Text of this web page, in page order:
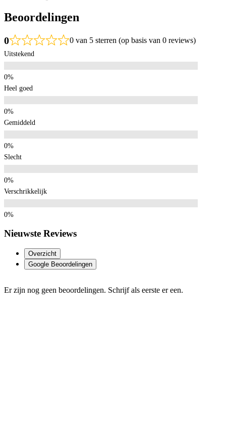
Beoordelingen
0 0 van 5 sterren (op basis van 0 reviews)
Uitstekend
Heel goed
Gemiddeld
Slecht
Verschrikkelijk
Nieuwste Reviews
Overzicht
Google Beoordelingen
Er zijn nog geen beoordelingen. Schrijf als eerste er een.